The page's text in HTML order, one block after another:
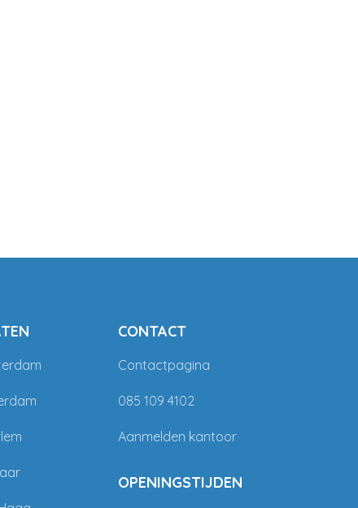
CONTACT
Contactpagina
085 109 4102
Aanmelden kantoor
OPENINGSTIJDEN